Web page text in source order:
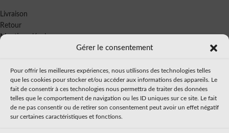
Gérer le consentement
Pour offrir les meilleures expériences, nous utilisons des technologies telles
que les cookies pour stocker et/ou accéder aux informations des appareils. Le
fait de consentir à ces technologies nous permettra de traiter des données
telles que le comportement de navigation ou les ID uniques sur ce site. Le fait
de ne pas consentir ou de retirer son consentement peut avoir un effet négatif
sur certaines caractéristiques et fonctions.
Livraison
Retour
Mentions légales
Politique de confidentialité
À PROPOS
Mon histoire